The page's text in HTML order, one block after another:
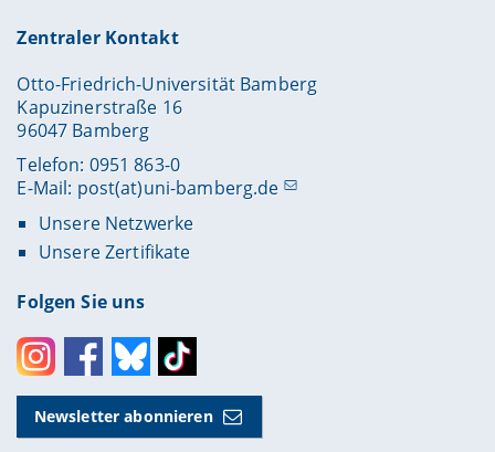
Zentraler Kontakt
Otto-Friedrich-Universität Bamberg
Kapuzinerstraße 16
96047 Bamberg
Telefon: 0951 863-0
E-Mail: post(at)uni-bamberg.de
Unsere Netzwerke
Unsere Zertifikate
Folgen Sie uns
InstagramFacebookBlueskyToktok
Newsletter abonnieren